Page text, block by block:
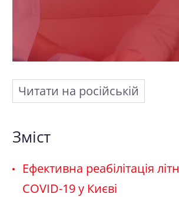
Читати на російській
Зміст
Ефективна реабілітація
COVID-19 у Києві